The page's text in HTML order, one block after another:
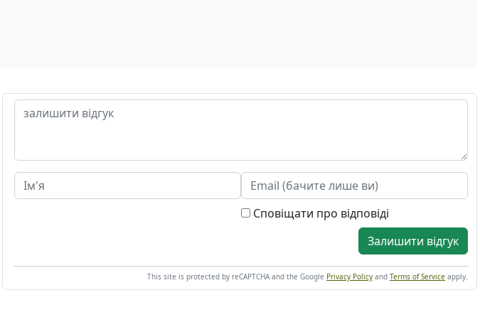
Сповіщати про відповіді
Залишити відгук
This site is protected by reCAPTCHA and the Google Privacy Policy and Terms of Service apply.